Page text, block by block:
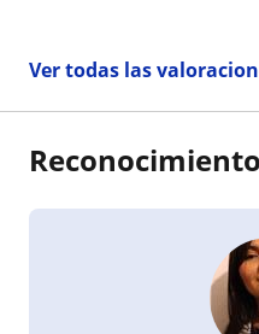
Ver todas las